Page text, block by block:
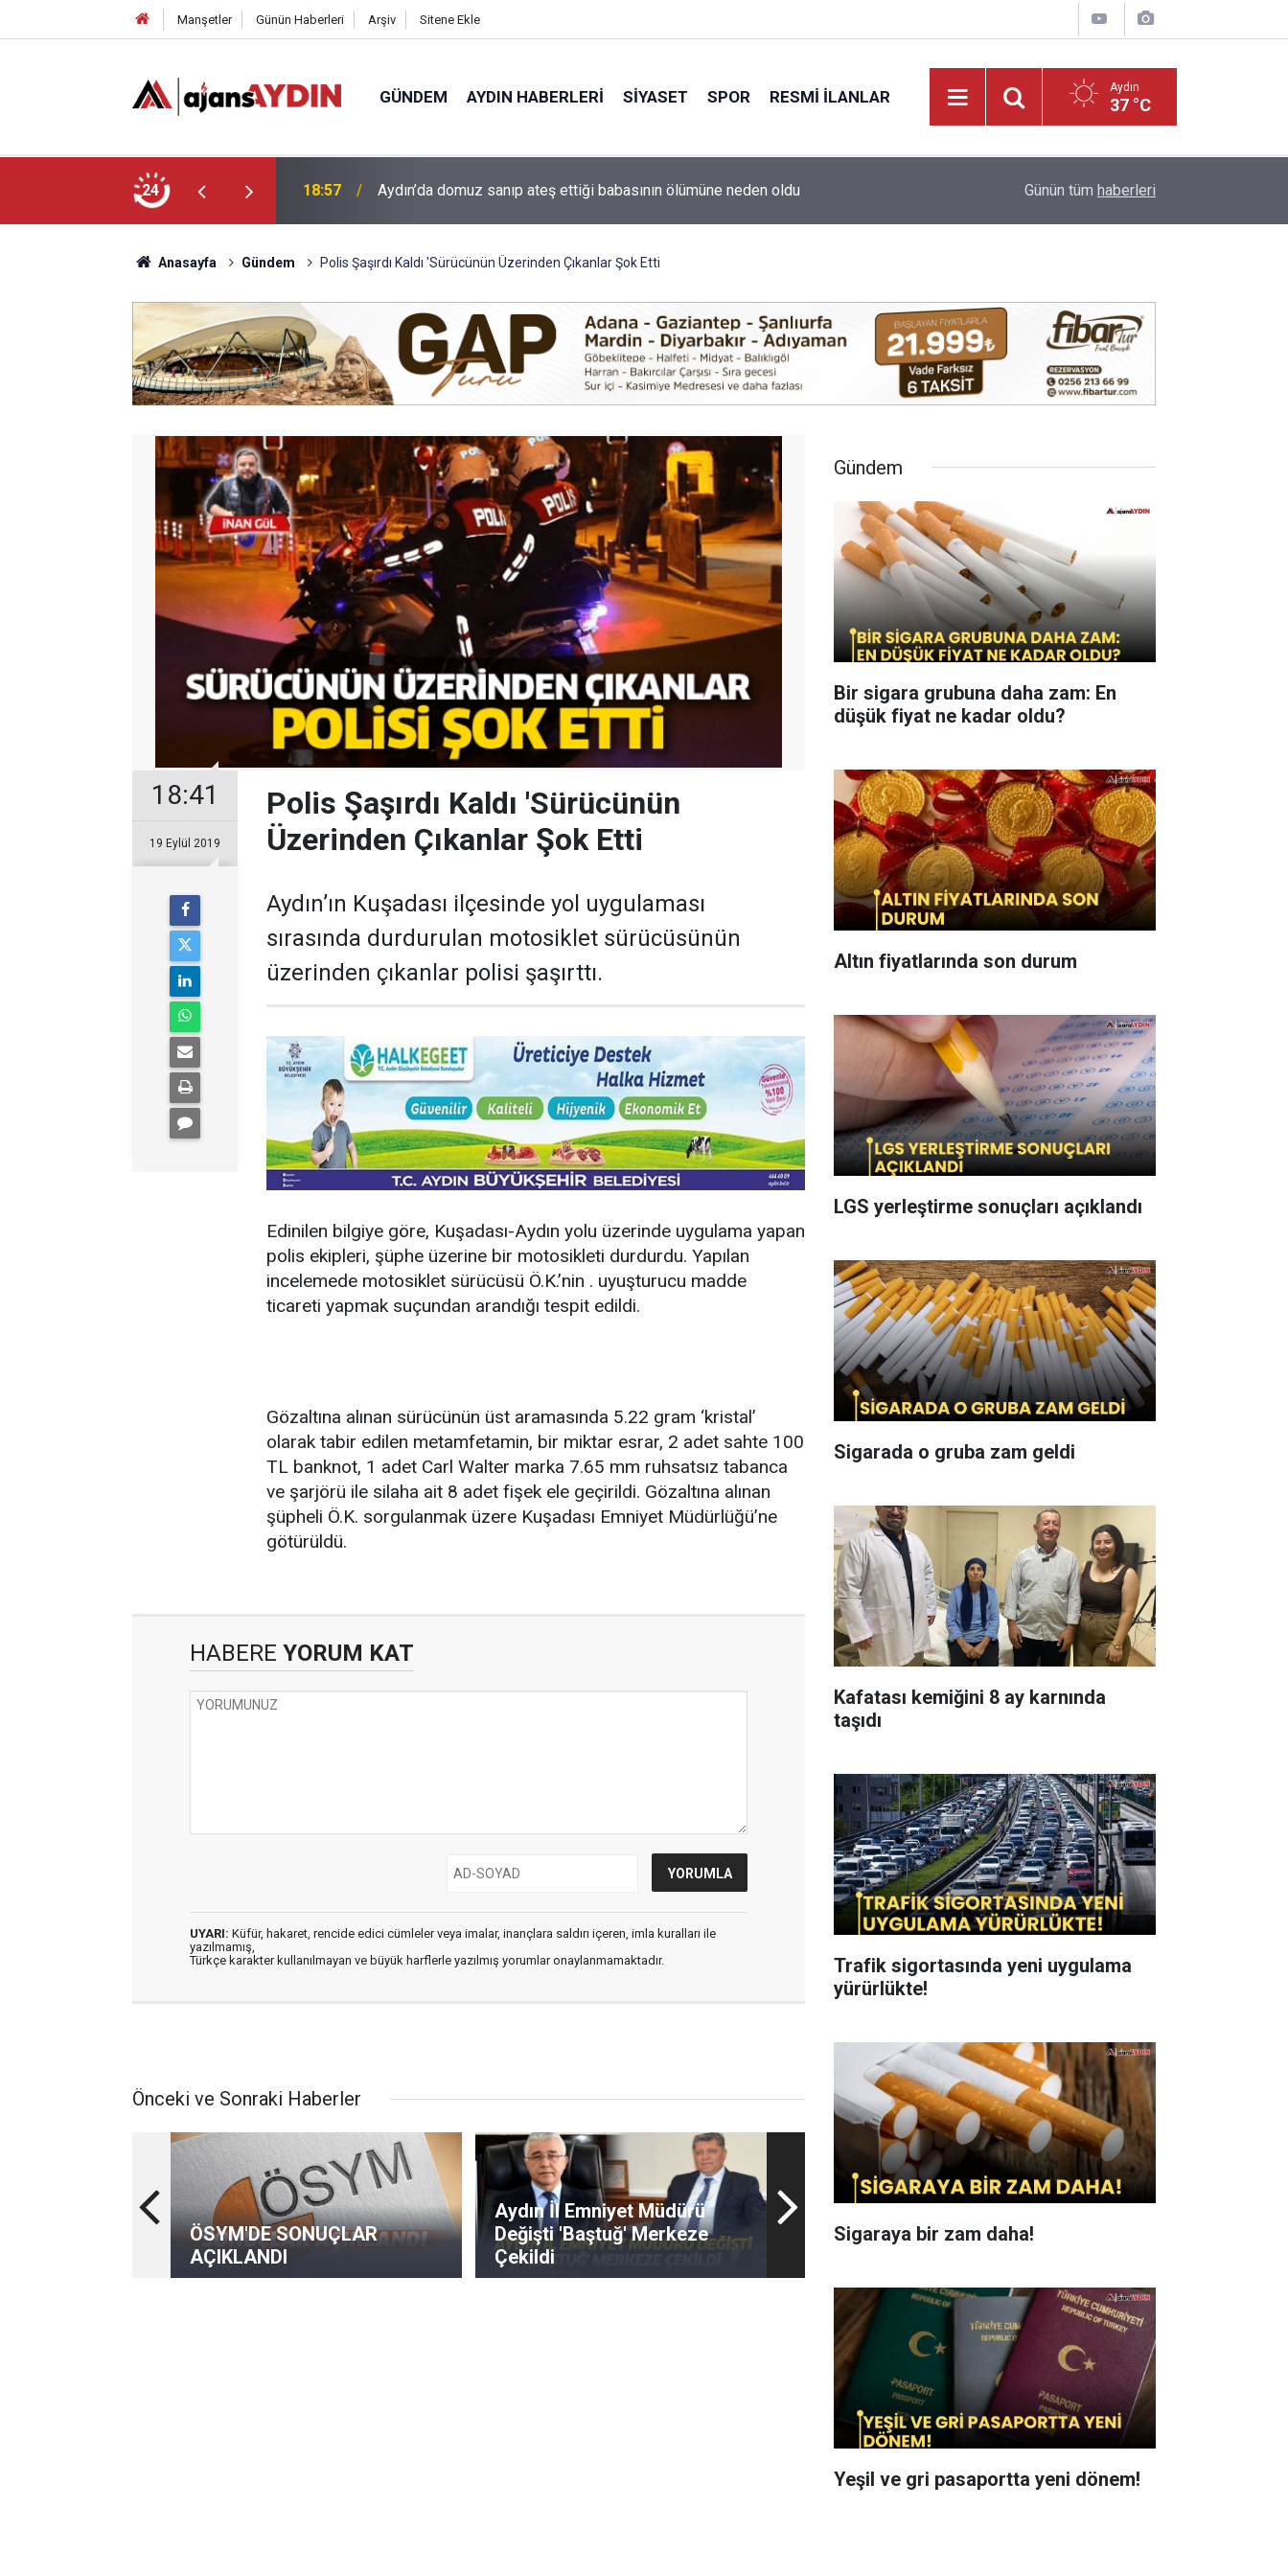
Manşetler Günün Haberleri Arşiv Sitene Ekle
GÜNDEM AYDIN HABERLERI SIYASET SPOR RESMI İLANLAR Aydın
37 °C
24
ölümüne neden oldu 18:13 Yeni Parti'nin Aydın kurucu yönetimi belli oldu Vali Varol, Adalet Bakan Yardımcısı Can Tuncay'ı
Günün tüm haberleri
Anasayfa Gündem Polis Şaşırdı Kaldı 'Sürücünün Üzerinden Çıkanlar Şok Etti
18:41
19 Eylül 2019
Polis Şaşırdı Kaldı 'Sürücünün
Üzerinden Çıkanlar Şok Etti
Aydın’ın Kuşadası ilçesinde yol uygulaması
sırasında durdurulan motosiklet sürücüsünün
üzerinden çıkanlar polisi şaşırttı.
Edinilen bilgiye göre, Kuşadası-Aydın yolu üzerinde uygulama yapan
polis ekipleri, şüphe üzerine bir motosikleti durdurdu. Yapılan
incelemede motosiklet sürücüsü Ö.K.’nin . uyuşturucu madde
ticareti yapmak suçundan arandığı tespit edildi.
Gözaltına alınan sürücünün üst aramasında 5.22 gram ‘kristal’
olarak tabir edilen metamfetamin, bir miktar esrar, 2 adet sahte 100
TL banknot, 1 adet Carl Walter marka 7.65 mm ruhsatsız tabanca
ve şarjörü ile silaha ait 8 adet fişek ele geçirildi. Gözaltına alınan
şüpheli Ö.K. sorgulanmak üzere Kuşadası Emniyet Müdürlüğü’ne
götürüldü.
HABERE YORUM KAT
UYARI: Küfür, hakaret, rencide edici cümleler veya imalar, inançlara saldırı içeren, imla kuralları ile
yazılmamış,
Türkçe karakter kullanılmayan ve büyük harflerle yazılmış yorumlar onaylanmamaktadır.
Önceki ve Sonraki Haberler
ÖSYM'DE SONUÇLAR
AÇIKLANDI
Aydın İl Emniyet Müdürü
Değişti 'Baştuğ' Merkeze
Çekildi
Gündem
Bir sigara grubuna daha zam: En
düşük fiyat ne kadar oldu?
Altın fiyatlarında son durum
LGS yerleştirme sonuçları açıklandı
Sigarada o gruba zam geldi
Kafatası kemiğini 8 ay karnında
taşıdı
Trafik sigortasında yeni uygulama
yürürlükte!
Sigaraya bir zam daha!
Yeşil ve gri pasaportta yeni dönem!